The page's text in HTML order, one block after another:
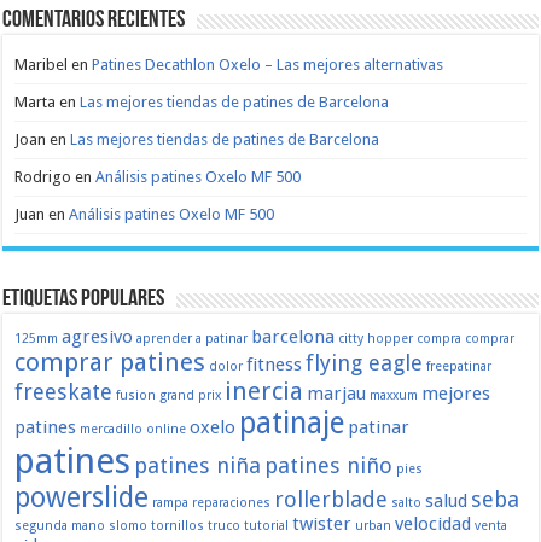
Comentarios recientes
Maribel enPatines Decathlon Oxelo – Las mejores alternativas
Marta enLas mejores tiendas de patines de Barcelona
Joan enLas mejores tiendas de patines de Barcelona
Rodrigo enAnálisis patines Oxelo MF 500
Juan enAnálisis patines Oxelo MF 500
Etiquetas populares
125mm agresivo aprender a patinar barcelona citty hopper compra comprar
comprar patines dolor fitnessflying eagle freepatinar
freeskate fusion grand prix inercia marjau maxxum mejores
patines mercadillo online oxelo patinaje patinar
patines patines niña patines niño pies
powerslide rampa reparaciones rollerblade salto salud seba
segunda mano slomo tornillos truco tutorial twister urban velocidad venta